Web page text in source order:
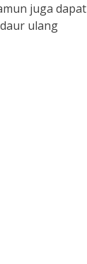
juga dapat
ulang